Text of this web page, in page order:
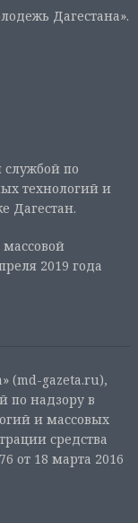
Дагестана».
службой по
технологий и
Дагестан.
массовой
2019 года
(md-gazeta.ru),
по надзору в
и массовых
средства
от 18 марта 2016